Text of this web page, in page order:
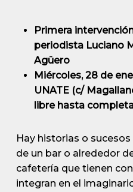
Primera
periodista Luciano
Agüero
Miércoles, 28 de
UNATE (c/
libre hasta
Hay historias o
de un bar o alrededor
cafetería que tienen
integran en el